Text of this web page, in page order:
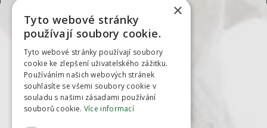
KONTAKTY
EQUIVET
Třanovice 103
739 53, Třanovice
Česká republika
×
Tyto webové stránky
používají soubory cookie.
Tyto webové stránky používají soubory
cookie ke zlepšení uživatelského zážitku.
Používáním našich webových stránek
souhlasíte se všemi soubory cookie v
souladu s našimi zásadami používání
souborů cookie. Více informací